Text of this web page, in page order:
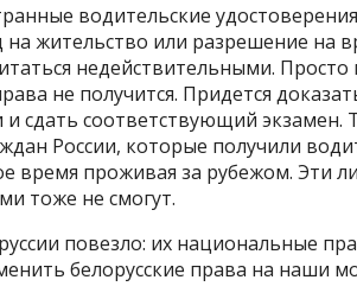
водительские
на жительство или разрешение на
недействительными.
не получится. Придется
сдать соответствующий экзамен.
России, которые получили
время проживая за рубежом. Эти
тоже не смогут.
повезло: их национальные
белорусские права на наши